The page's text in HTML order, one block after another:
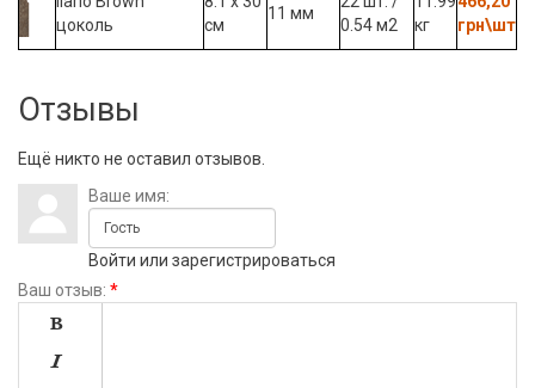
цоколь
см
11 мм
0.54 м2
кг
грн\шт
Отзывы
Ещё никто не оставил отзывов.
Ваше имя:
Войти или зарегистрироваться
Ваш отзыв: *

